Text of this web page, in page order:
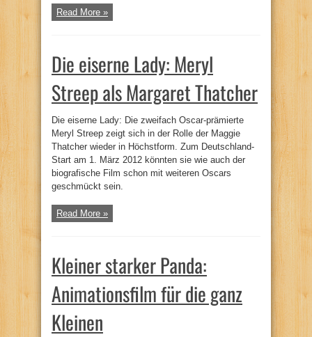
Read More »
Die eiserne Lady: Meryl
Streep als Margaret Thatcher
Die eiserne Lady: Die zweifach Oscar-prämierte
Meryl Streep zeigt sich in der Rolle der Maggie
Thatcher wieder in Höchstform. Zum Deutschland-
Start am 1. März 2012 könnten sie wie auch der
biografische Film schon mit weiteren Oscars
geschmückt sein.
Read More »
Kleiner starker Panda:
Animationsfilm für die ganz
Kleinen